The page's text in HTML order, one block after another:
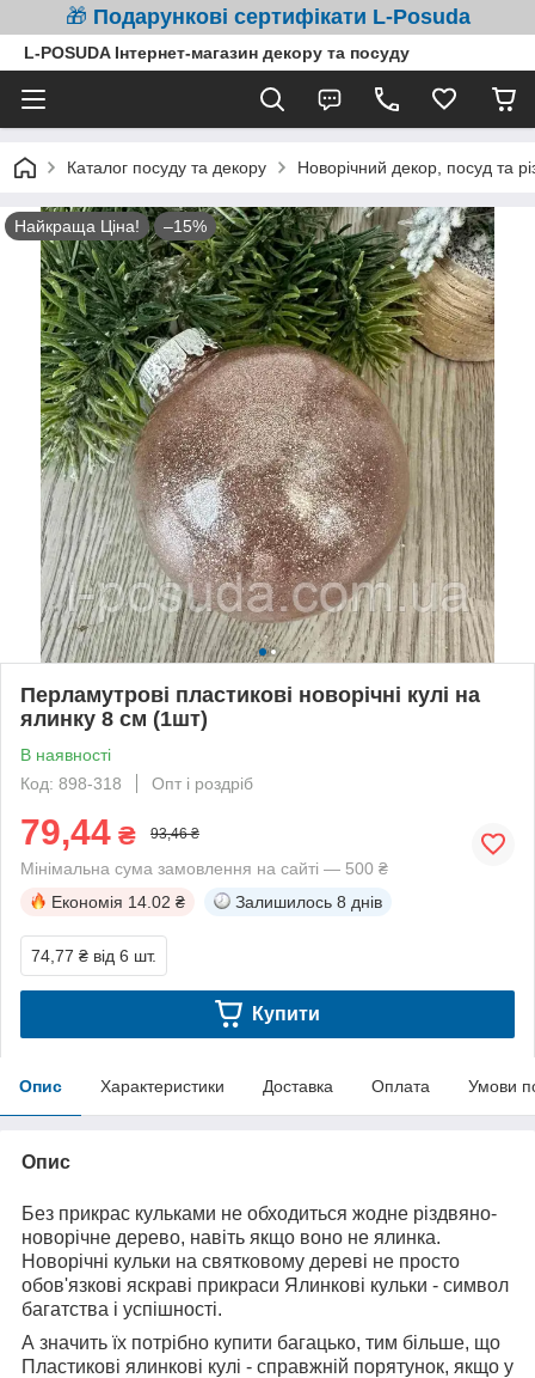
🎁 Подарункові сертифікати L-Posuda
L-POSUDA Інтернет-магазин декору та посуду
Каталог посуду та декору Новорічний декор, посуд та
Найкраща Ціна! –15%
Перламутрові пластикові новорічні кулі на
ялинку 8 см (1шт)
В наявності
Код: 898-318
Опт і роздріб
79,44 ₴ 93,46 ₴
Мінімальна сума замовлення на сайті — 500 ₴
Економія 14.02 ₴ Залишилось 8 днів
74,77 ₴ від 6 шт.
Купити
Опис Характеристики Доставка Оплата Умови
Опис
Без прикрас кульками не обходиться жодне різдвяно-
новорічне дерево, навіть якщо воно не ялинка.
Новорічні кульки на святковому дереві не просто
обов'язкові яскраві прикраси Ялинкові кульки - символ
багатства і успішності.
А значить їх потрібно купити багацько, тим більше, що
Пластикові ялинкові кулі - справжній порятунок, якщо у